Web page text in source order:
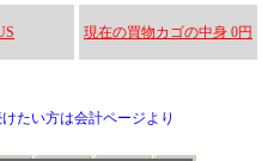
現在の買物カゴの中身 0円
たい方は会計ページより